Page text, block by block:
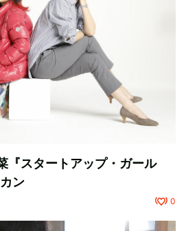
『スタートアップ・ガール
ン
0